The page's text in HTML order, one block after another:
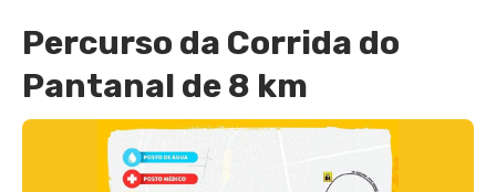
Percurso da Corrida do
Pantanal de 8 km